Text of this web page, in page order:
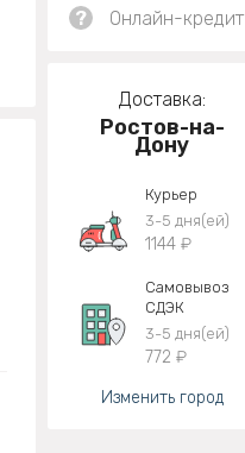
?
Онлайн-кредит
Доставка:
Ростов-на-
Дону
Курьер
3-5 дня(ей)
1144 ₽
Самовывоз
СДЭК
3-5 дня(ей)
772 ₽
Изменить город